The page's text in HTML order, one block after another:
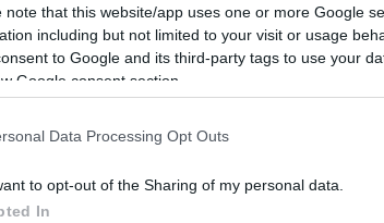
note that this website/app uses one or more Google
including but not limited to your visit or usage
to Google and its third-party tags to use your
Google consent section.
Data Processing Opt Outs
to opt-out of the Sharing of my personal data.
In
X Pinterest WhatsApp
elején kiadott játékfrissítés volt az utolsó a
meg és azóta folyamatosan érkeztek